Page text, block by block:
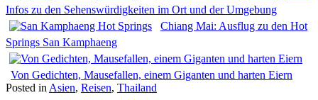
Infos zu den Sehenswürdigkeiten im Ort und der Umgebung
Chiang Mai: Ausflug zu den Hot
Springs San Kamphaeng
Von Gedichten, Mausefallen, einem Giganten und harten Eiern
Posted in Asien, Reisen, Thailand